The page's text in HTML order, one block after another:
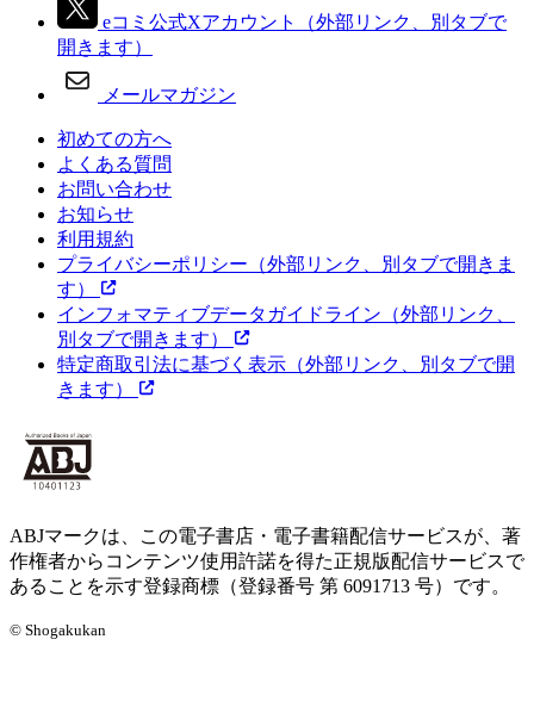
eコミ公式Xアカウント
（外部リンク、別タブで
開きます）
メールマガジン
初めての方へ
よくある質問
お問い合わせ
お知らせ
利用規約
プライバシーポリシー （外部リンク、別タブで開きま
す）
インフォマティブデータガイドライン （外部リンク、
別タブで開きます）
特定商取引法に基づく表示 （外部リンク、別タブで開
きます）
ABJマークは、この電子書店・電子書籍配信サービスが、著
作権者からコンテンツ使用許諾を得た正規版配信サービスで
あることを示す登録商標（登録番号 第 6091713 号）です。
© Shogakukan